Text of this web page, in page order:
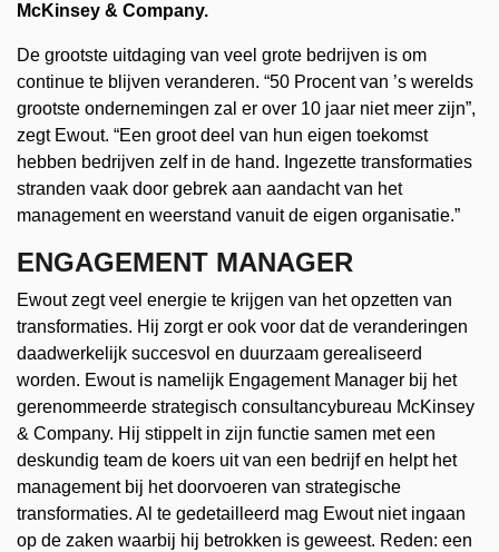
McKinsey & Company.
De grootste uitdaging van veel grote bedrijven is om
continue te blijven veranderen. “50 Procent van ’s werelds
grootste ondernemingen zal er over 10 jaar niet meer zijn”,
zegt Ewout. “Een groot deel van hun eigen toekomst
hebben bedrijven zelf in de hand. Ingezette transformaties
stranden vaak door gebrek aan aandacht van het
management en weerstand vanuit de eigen organisatie.”
ENGAGEMENT MANAGER
Ewout zegt veel energie te krijgen van het opzetten van
transformaties. Hij zorgt er ook voor dat de veranderingen
daadwerkelijk succesvol en duurzaam gerealiseerd
worden. Ewout is namelijk Engagement Manager bij het
gerenommeerde strategisch consultancybureau McKinsey
& Company. Hij stippelt in zijn functie samen met een
deskundig team de koers uit van een bedrijf en helpt het
management bij het doorvoeren van strategische
transformaties. Al te gedetailleerd mag Ewout niet ingaan
op de zaken waarbij hij betrokken is geweest. Reden: een